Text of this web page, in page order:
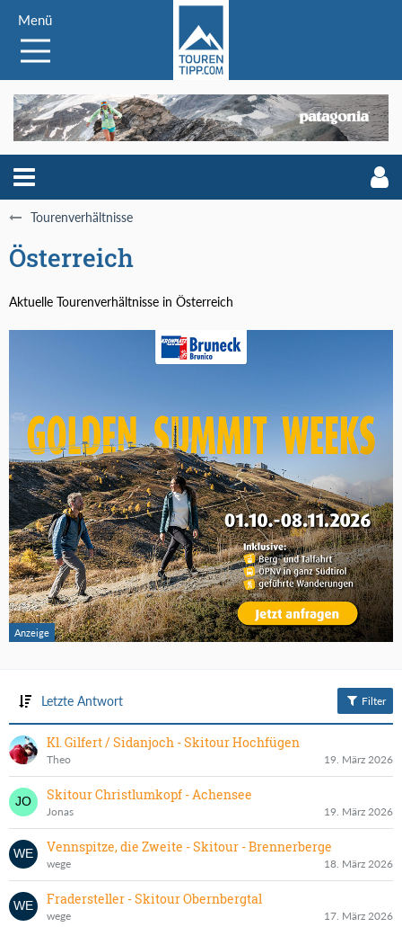
Menü
Tourenverhältnisse
Österreich
Aktuelle Tourenverhältnisse in Österreich
Letzte Antwort Filter
Kl. Gilfert / Sidanjoch - Skitour Hochfügen
Theo 19. März 2026
Skitour Christlumkopf - Achensee
Jonas 19. März 2026
Vennspitze, die Zweite - Skitour - Brennerberge
wege 18. März 2026
Fradersteller - Skitour Obernbergtal
wege 17. März 2026